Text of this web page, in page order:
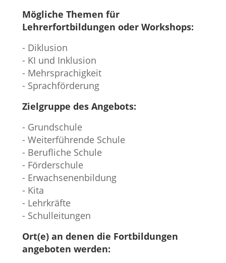
Mögliche Themen für
Lehrerfortbildungen oder Workshops:
- Diklusion
- KI und Inklusion
- Mehrsprachigkeit
- Sprachförderung
Zielgruppe des Angebots:
- Grundschule
- Weiterführende Schule
- Berufliche Schule
- Förderschule
- Erwachsenenbildung
- Kita
- Lehrkräfte
- Schulleitungen
Ort(e) an denen die Fortbildungen
angeboten werden: